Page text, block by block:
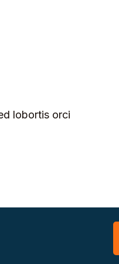
lobortis orci